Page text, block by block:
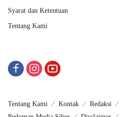
Syarat dan Ketentuan
Tentang Kami
Tentang Kami Kontak Redaksi